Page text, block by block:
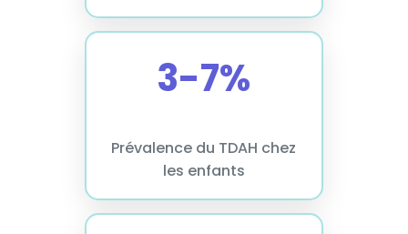
3-7%
Prévalence du TDAH chez
les enfants